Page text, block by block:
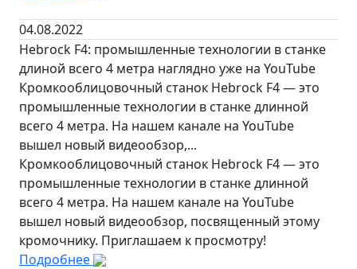
04.08.2022
Hebrock F4: промышленные технологии в станке
длиной всего 4 метра наглядно уже на YouTube
Кромкооблицовочный станок Hebrock F4 — это
промышленные технологии в станке длинной
всего 4 метра. На нашем канале на YouTube
вышел новый видеообзор,...
Кромкооблицовочный станок Hebrock F4 — это
промышленные технологии в станке длинной
всего 4 метра. На нашем канале на YouTube
вышел новый видеообзор, посвященный этому
кромочнику. Приглашаем к просмотру!
Подробнее